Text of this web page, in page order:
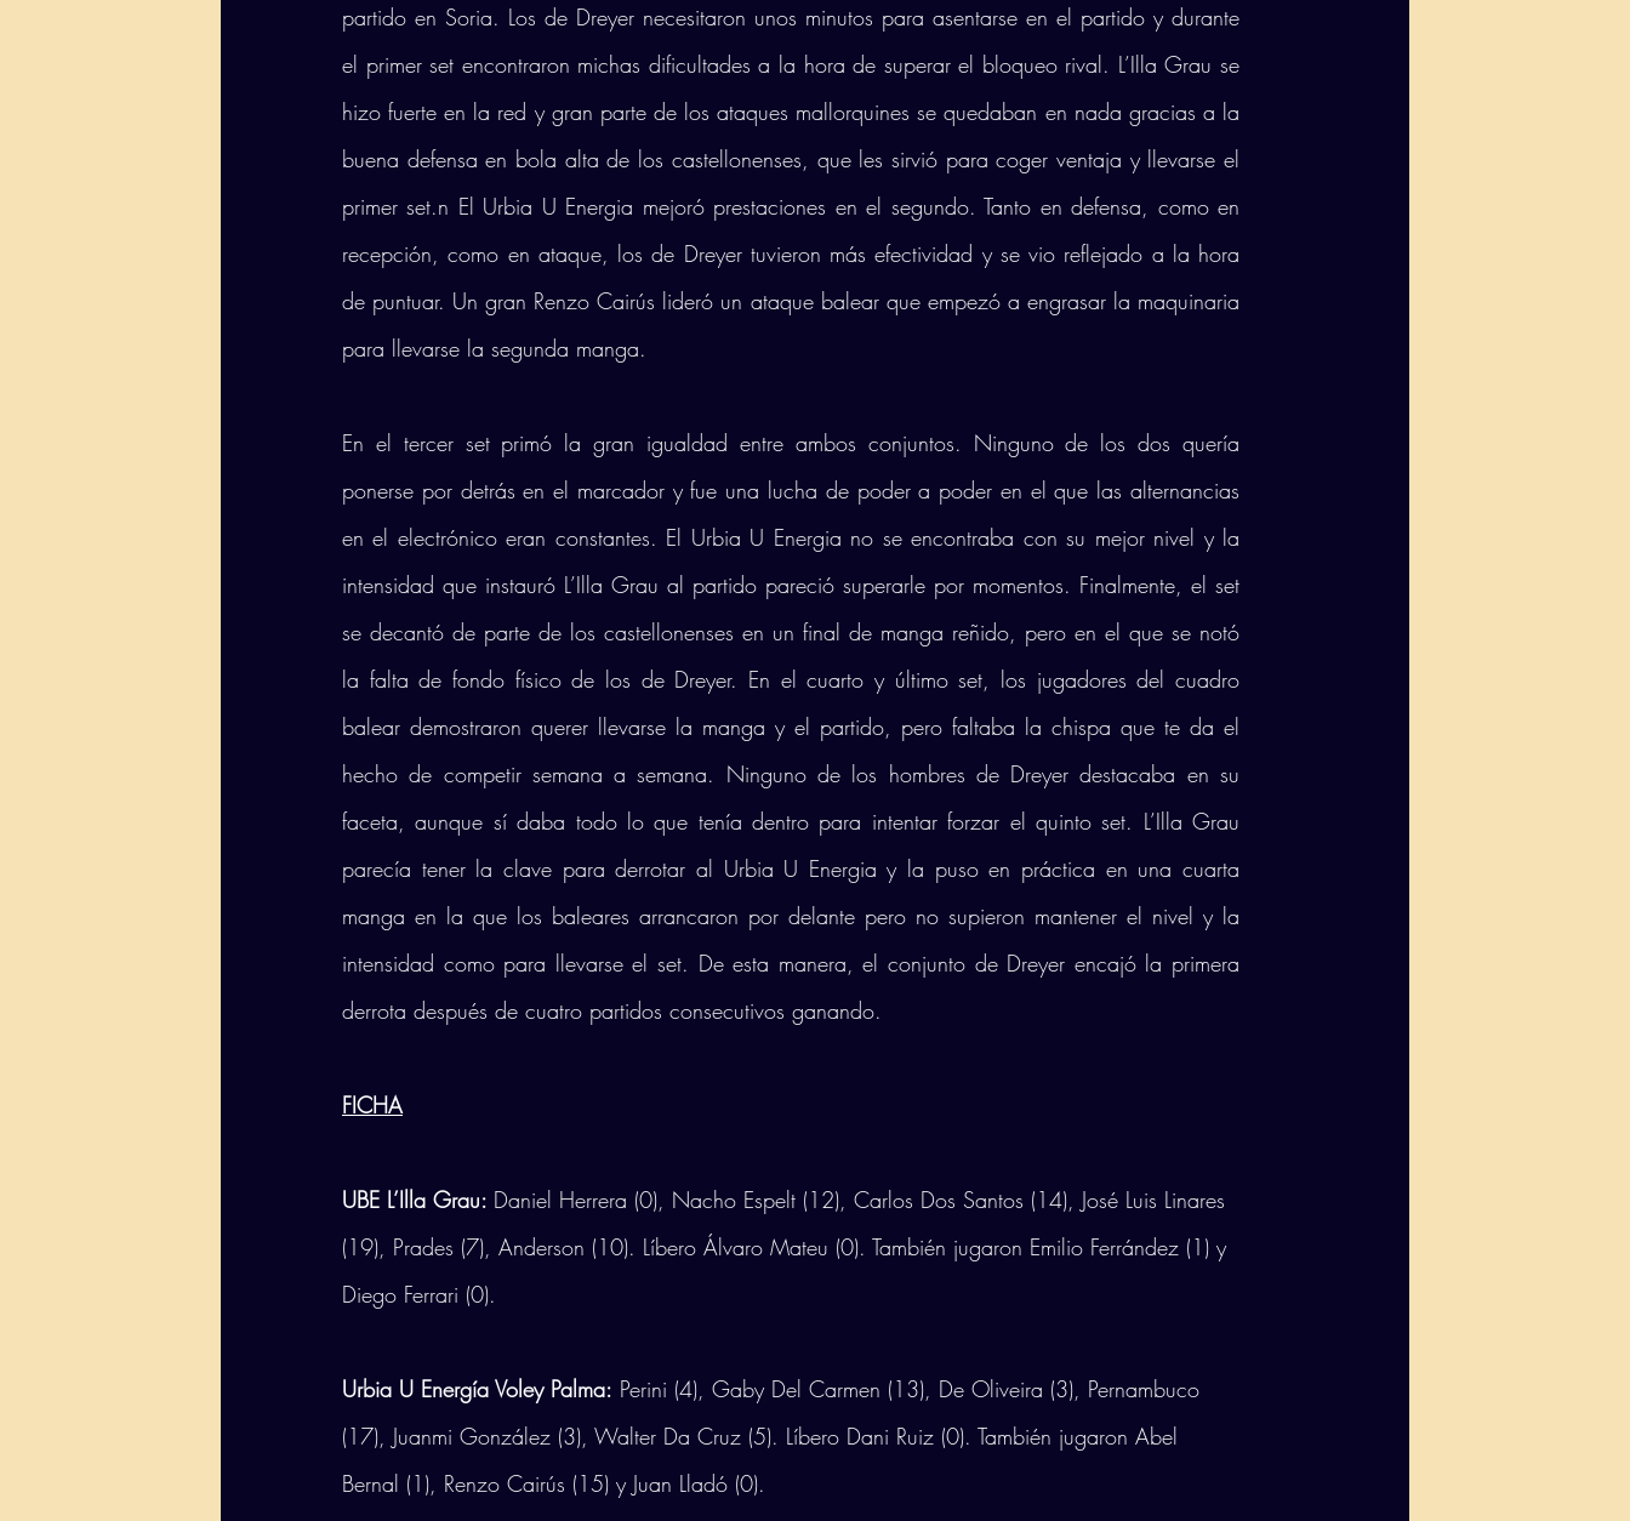
partido en Soria. Los de Dreyer necesitaron unos minutos para asentarse en el partido y durante
el primer set encontraron michas dificultades a la hora de superar el bloqueo rival. L’Illa Grau se
hizo fuerte en la red y gran parte de los ataques mallorquines se quedaban en nada gracias a la
buena defensa en bola alta de los castellonenses, que les sirvió para coger ventaja y llevarse el
primer set.n El Urbia U Energia mejoró prestaciones en el segundo. Tanto en defensa, como en
recepción, como en ataque, los de Dreyer tuvieron más efectividad y se vio reflejado a la hora
de puntuar. Un gran Renzo Cairús lideró un ataque balear que empezó a engrasar la maquinaria
para llevarse la segunda manga.
En el tercer set primó la gran igualdad entre ambos conjuntos. Ninguno de los dos quería
ponerse por detrás en el marcador y fue una lucha de poder a poder en el que las alternancias
en el electrónico eran constantes. El Urbia U Energia no se encontraba con su mejor nivel y la
intensidad que instauró L’Illa Grau al partido pareció superarle por momentos. Finalmente, el set
se decantó de parte de los castellonenses en un final de manga reñido, pero en el que se notó
la falta de fondo físico de los de Dreyer. En el cuarto y último set, los jugadores del cuadro
balear demostraron querer llevarse la manga y el partido, pero faltaba la chispa que te da el
hecho de competir semana a semana. Ninguno de los hombres de Dreyer destacaba en su
faceta, aunque sí daba todo lo que tenía dentro para intentar forzar el quinto set. L’Illa Grau
parecía tener la clave para derrotar al Urbia U Energia y la puso en práctica en una cuarta
manga en la que los baleares arrancaron por delante pero no supieron mantener el nivel y la
intensidad como para llevarse el set. De esta manera, el conjunto de Dreyer encajó la primera
derrota después de cuatro partidos consecutivos ganando.
FICHA
UBE L’Illa Grau: Daniel Herrera (0), Nacho Espelt (12), Carlos Dos Santos (14), José Luis Linares
(19), Prades (7), Anderson (10). Líbero Álvaro Mateu (0). También jugaron Emilio Ferrández (1) y
Diego Ferrari (0).
Urbia U Energía Voley Palma: Perini (4), Gaby Del Carmen (13), De Oliveira (3), Pernambuco
(17), Juanmi González (3), Walter Da Cruz (5). Líbero Dani Ruiz (0). También jugaron Abel
Bernal (1), Renzo Cairús (15) y Juan Lladó (0).